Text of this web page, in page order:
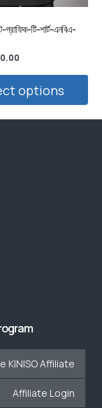
গ্রাফিক-টি-শার্ট-এনবিএ-
options
KINISO Affiliate
Affiliate Login